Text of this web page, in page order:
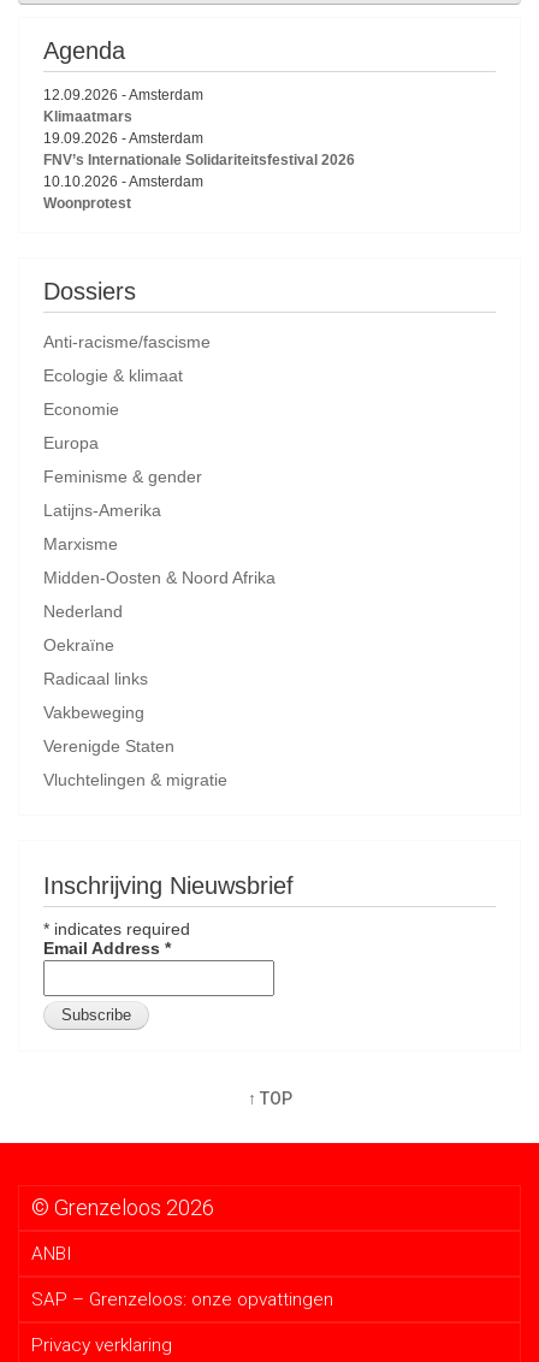
Agenda
12.09.2026 -Amsterdam
Klimaatmars
19.09.2026 -Amsterdam
FNV’s Internationale Solidariteitsfestival 2026
10.10.2026 -Amsterdam
Woonprotest
Dossiers
Anti-racisme/fascisme
Ecologie & klimaat
Economie
Europa
Feminisme & gender
Latijns-Amerika
Marxisme
Midden-Oosten & Noord Afrika
Nederland
Oekraïne
Radicaal links
Vakbeweging
Verenigde Staten
Vluchtelingen & migratie
Inschrijving Nieuwsbrief
* indicates required
Email Address *
↑ TOP
© Grenzeloos 2026
ANBI
SAP – Grenzeloos: onze opvattingen
Privacy verklaring